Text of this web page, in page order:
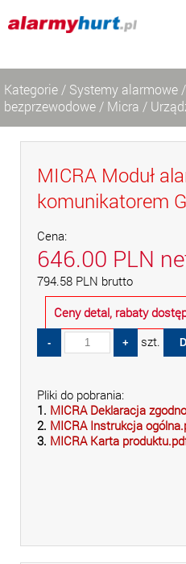
Kategorie / Systemy alarmowe /
bezprzewodowe / Micra /
MICRA Moduł
komunikatorem
Cena:
646.00 PLN
794.58 PLN brutto
Ceny detal, rabaty
szt.
Pliki do pobrania:
1. MICRA Deklaracja
2. MICRA Instrukcja
3. MICRA Karta